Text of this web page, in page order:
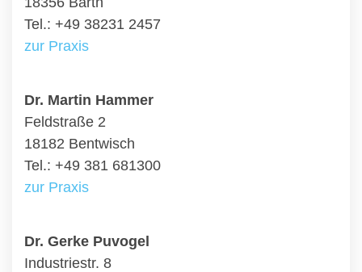
Tel.: +49 38231 2457
zur Praxis
Dr. Martin Hammer
Feldstraße 2
18182 Bentwisch
Tel.: +49 381 681300
zur Praxis
Dr. Gerke Puvogel
Industriestr. 8